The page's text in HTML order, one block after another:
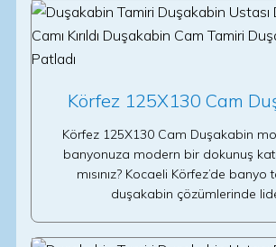
Körfez 125X130 Cam
Körfez 125X130 Cam Duşakabin
banyonuza modern bir dokunuş
mısınız? Kocaeli Körfez’de banyo
duşakabin çözümlerinde